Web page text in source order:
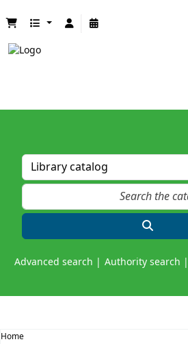
Advanced search Authority search
Home